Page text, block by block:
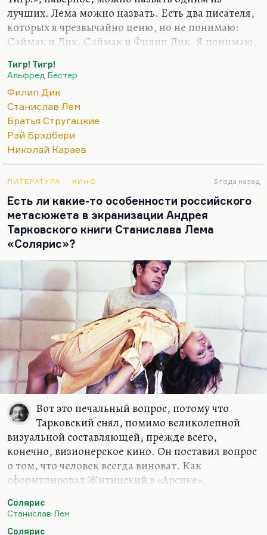
лучших. Лема можно назвать. Есть два писателя,
которых я чрезвычайно ценю, но не понимаю:
Саймак и Дик. Саймак и Филип Дик. Я понимаю,
невероятные горизонты, но их фантастика
кажется мне такой произвольной. А лучшими
писателями 20-го века я считаю, например, Лема,
Стругацких, Брэдбери. А вот Коля Караев со мной
бы не согласился: он считает, что Дик — это
гений. Наверное, гений по богатству, по
многообразию, но и по безумию тоже.
Тигр! Тигр!
Альфред Бестер
Филип Дик
Станислав Лем
Братья Стругацкие
Рэй Брэдбери
Николай Караев
ЛИТЕРАТУРА КИНО 3 года назад
Есть ли какие-то особенности российского
метасюжета в экранизации Андрея
Тарковского книги Станислава Лема
«Солярис»?
Вот это печальный вопрос, потому что
Тарковский снял, помимо великолепной
визуальной составляющей, прежде всего,
конечно, визионерское кино. Он поставил вопрос
о том, что человек всегда виноват. Как
сформулировал Житинский в «Арсике»,
Я, в общем, не разделяю этой точки зрения. При
том, что Житинский для меня духовный отец и
Солярис
Станислав Лем
Солярис